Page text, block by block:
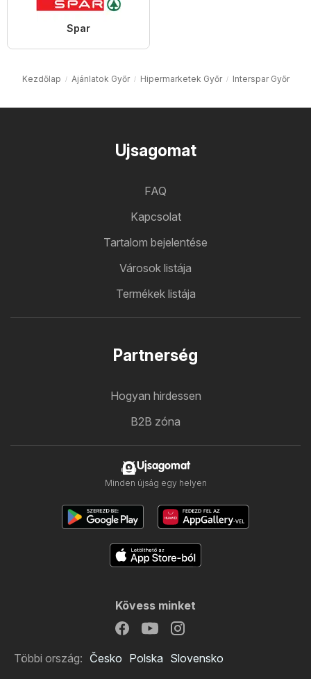
Spar
Kezdőlap Ajánlatok Győr Hipermarketek Győr Interspar Győr
Ujsagomat
FAQ
Kapcsolat
Tartalom bejelentése
Városok listája
Termékek listája
Partnerség
Hogyan hirdessen
B2B zóna
Ujsagomat
Minden újság egy helyen
Kövess minket
Többi ország: Česko Polska Slovensko